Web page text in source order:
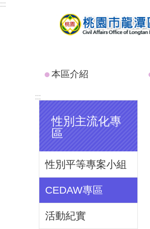
跳到主要內容區塊
:::
本區介紹
:::
性別主流化專
區
性別平等專案小組
CEDAW專區
活動紀實